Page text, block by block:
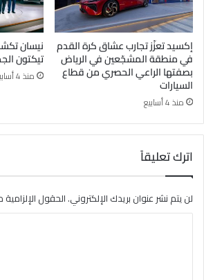
إكسيد تعزّز تجارب عشاق كرة القدم
في منطقة المشجّعين في الرياض
بصفتها الراعي الحصري من قطاع
السيارات
منذ 4 أسابيع
نيسان
تيكتون
منذ 4 أسابيع
اترك تعليقاً
لن يتم نشر عنوان بريدك الإلكتروني.الحقول الإلزامية